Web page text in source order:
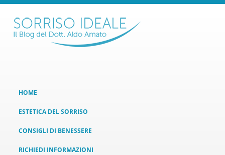
HOME
ESTETICA DEL SORRISO
CONSIGLI DI BENESSERE
RICHIEDI INFORMAZIONI